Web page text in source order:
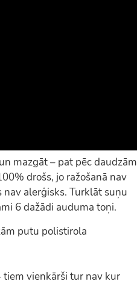
mazgāt – pat pēc daudzām
drošs, jo ražošanā nav
alerģisks. Turklāt suņu
6 dažādi auduma toņi.
putu polistirola
vienkārši tur nav kur